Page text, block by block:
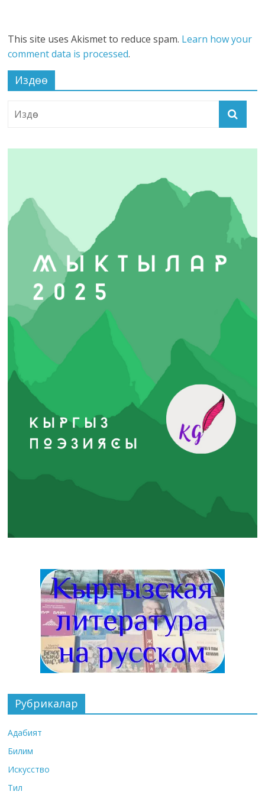
This site uses Akismet to reduce spam. Learn how your
comment data is processed.
Издөө
Рубрикалар
Адабият
Билим
Искусство
Тил